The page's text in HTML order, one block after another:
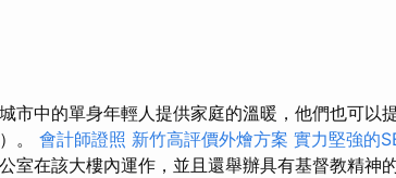
市中的單身年輕人提供家庭的溫暖，他們也可以
。 會計師證照 新竹高評價外燴方案 實力堅強的
室在該大樓內運作，並且還舉辦具有基督教精神